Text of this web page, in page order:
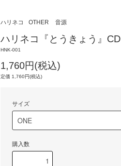
ハリネコ OTHER 音源
ハリネコ『とうきょう』CD
HNK-001
1,760円(税込)
定価 1,760円(税込)
サイズ
購入数